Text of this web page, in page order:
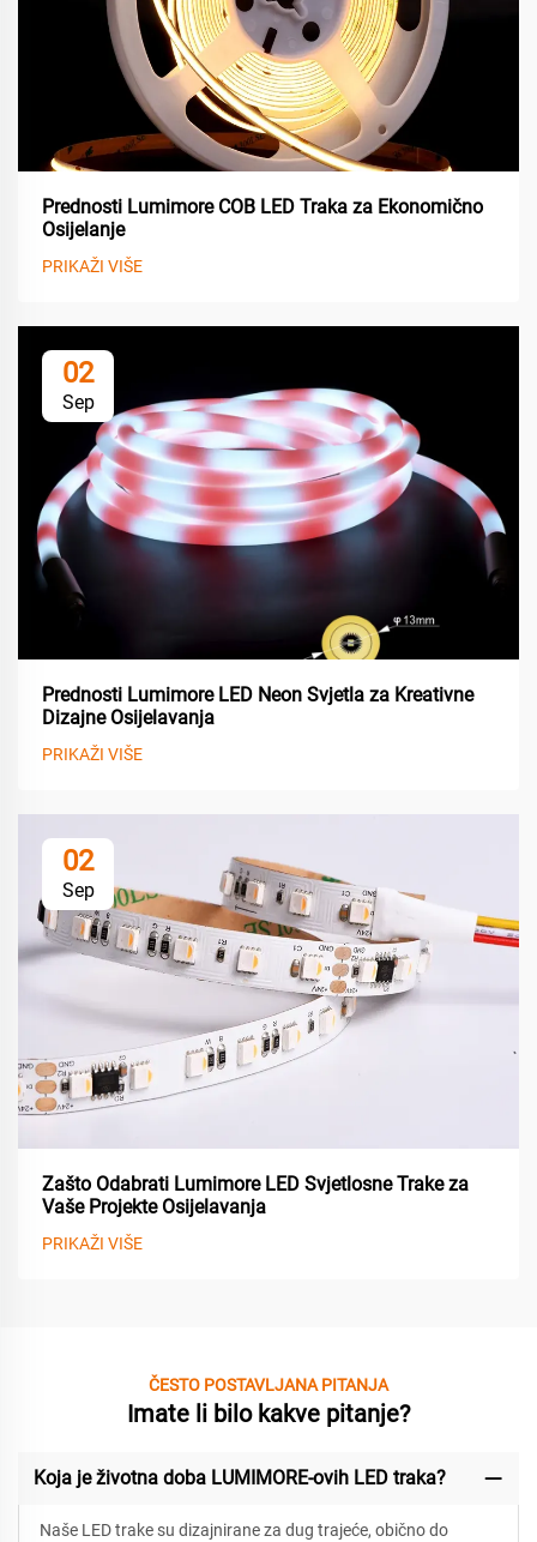
Prednosti Lumimore COB LED Traka za Ekonomično
Osijelanje
PRIKAŽI VIŠE
02
Sep
Prednosti Lumimore LED Neon Svjetla za Kreativne
Dizajne Osijelavanja
PRIKAŽI VIŠE
02
Sep
Zašto Odabrati Lumimore LED Svjetlosne Trake za
Vaše Projekte Osijelavanja
PRIKAŽI VIŠE
ČESTO POSTAVLJANA PITANJA
Imate li bilo kakve pitanje?
Koja je životna doba LUMIMORE-ovih LED traka?
Naše LED trake su dizajnirane za dug trajeće, obično do